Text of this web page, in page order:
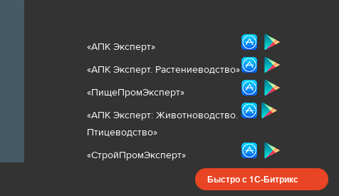
«АПК Эксперт»
«АПК Эксперт. Растениеводство»
«ПищеПромЭксперт»
«АПК Эксперт: Животноводство.
Птицеводство»
«СтройПромЭксперт»
Быстро с 1С-Битрикс